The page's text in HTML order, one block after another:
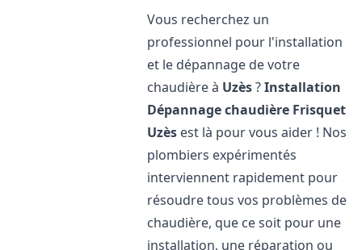
Vous recherchez un
professionnel pour l'installation
et le dépannage de votre
chaudière à Uzès?Installation
Dépannage chaudière Frisquet
Uzès est là pour vous aider ! Nos
plombiers expérimentés
interviennent rapidement pour
résoudre tous vos problèmes de
chaudière, que ce soit pour une
installation, une réparation ou